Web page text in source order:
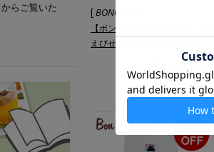
[BON0048
【ボンマルシェ】訳ありラー油
えびせん＆塩えびせん 120g
735円 588円
らご覧いた